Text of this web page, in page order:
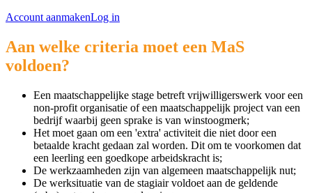
Account aanmakenLog in
Aan welke criteria moet een MaS
voldoen?
Een maatschappelijke stage betreft vrijwilligerswerk voor een
non-profit organisatie of een maatschappelijk project van een
bedrijf waarbij geen sprake is van winstoogmerk;
Het moet gaan om een 'extra' activiteit die niet door een
betaalde kracht gedaan zal worden. Dit om te voorkomen dat
een leerling een goedkope arbeidskracht is;
De werkzaamheden zijn van algemeen maatschappelijk nut;
De werksituatie van de stagiair voldoet aan de geldende